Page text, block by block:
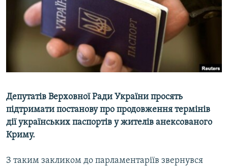
ВІДЕОУРОКИ «ELIFBE»
СВІДЧЕННЯ ОКУПАЦІЇ
УКРАЇНСЬКА ПРОБЛЕМА КРИМУ
Русский
Qırımtatar
Усі сайти RFE/RL
Депутатів Верховної Ради України просять
підтримати постанову про продовження термінів
дії українських паспортів у жителів анексованого
Криму.
З таким закликом до парламентаріїв звернувся